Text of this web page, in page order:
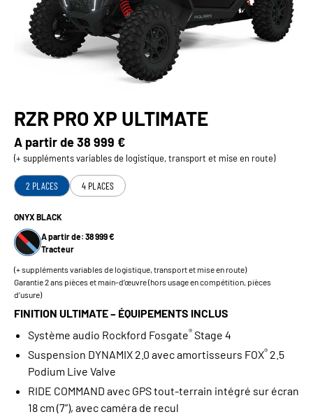
RZR PRO XP ULTIMATE
A partir de38 999 €
(+ suppléments variables de logistique, transport et mise en route)
2 PLACES 4 PLACES
ONYX BLACK
A partir de: 38 999 €
Tracteur
(+ suppléments variables de logistique, transport et mise en route)
Garantie 2 ans pièces et main-d’œuvre (hors usage en compétition, pièces
d’usure)
FINITION ULTIMATE – ÉQUIPEMENTS INCLUS
Système audio Rockford Fosgate® Stage 4
Suspension DYNAMIX 2.0 avec amortisseurs FOX® 2.5
Podium Live Valve
RIDE COMMAND avec GPS tout‑terrain intégré sur écran
18 cm (7”), avec caméra de recul